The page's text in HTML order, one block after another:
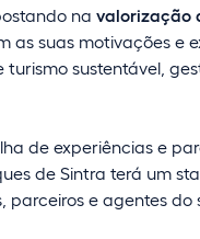
na valorização
as suas motivações
sustentável,
de experiências e
de Sintra terá um
e agentes do